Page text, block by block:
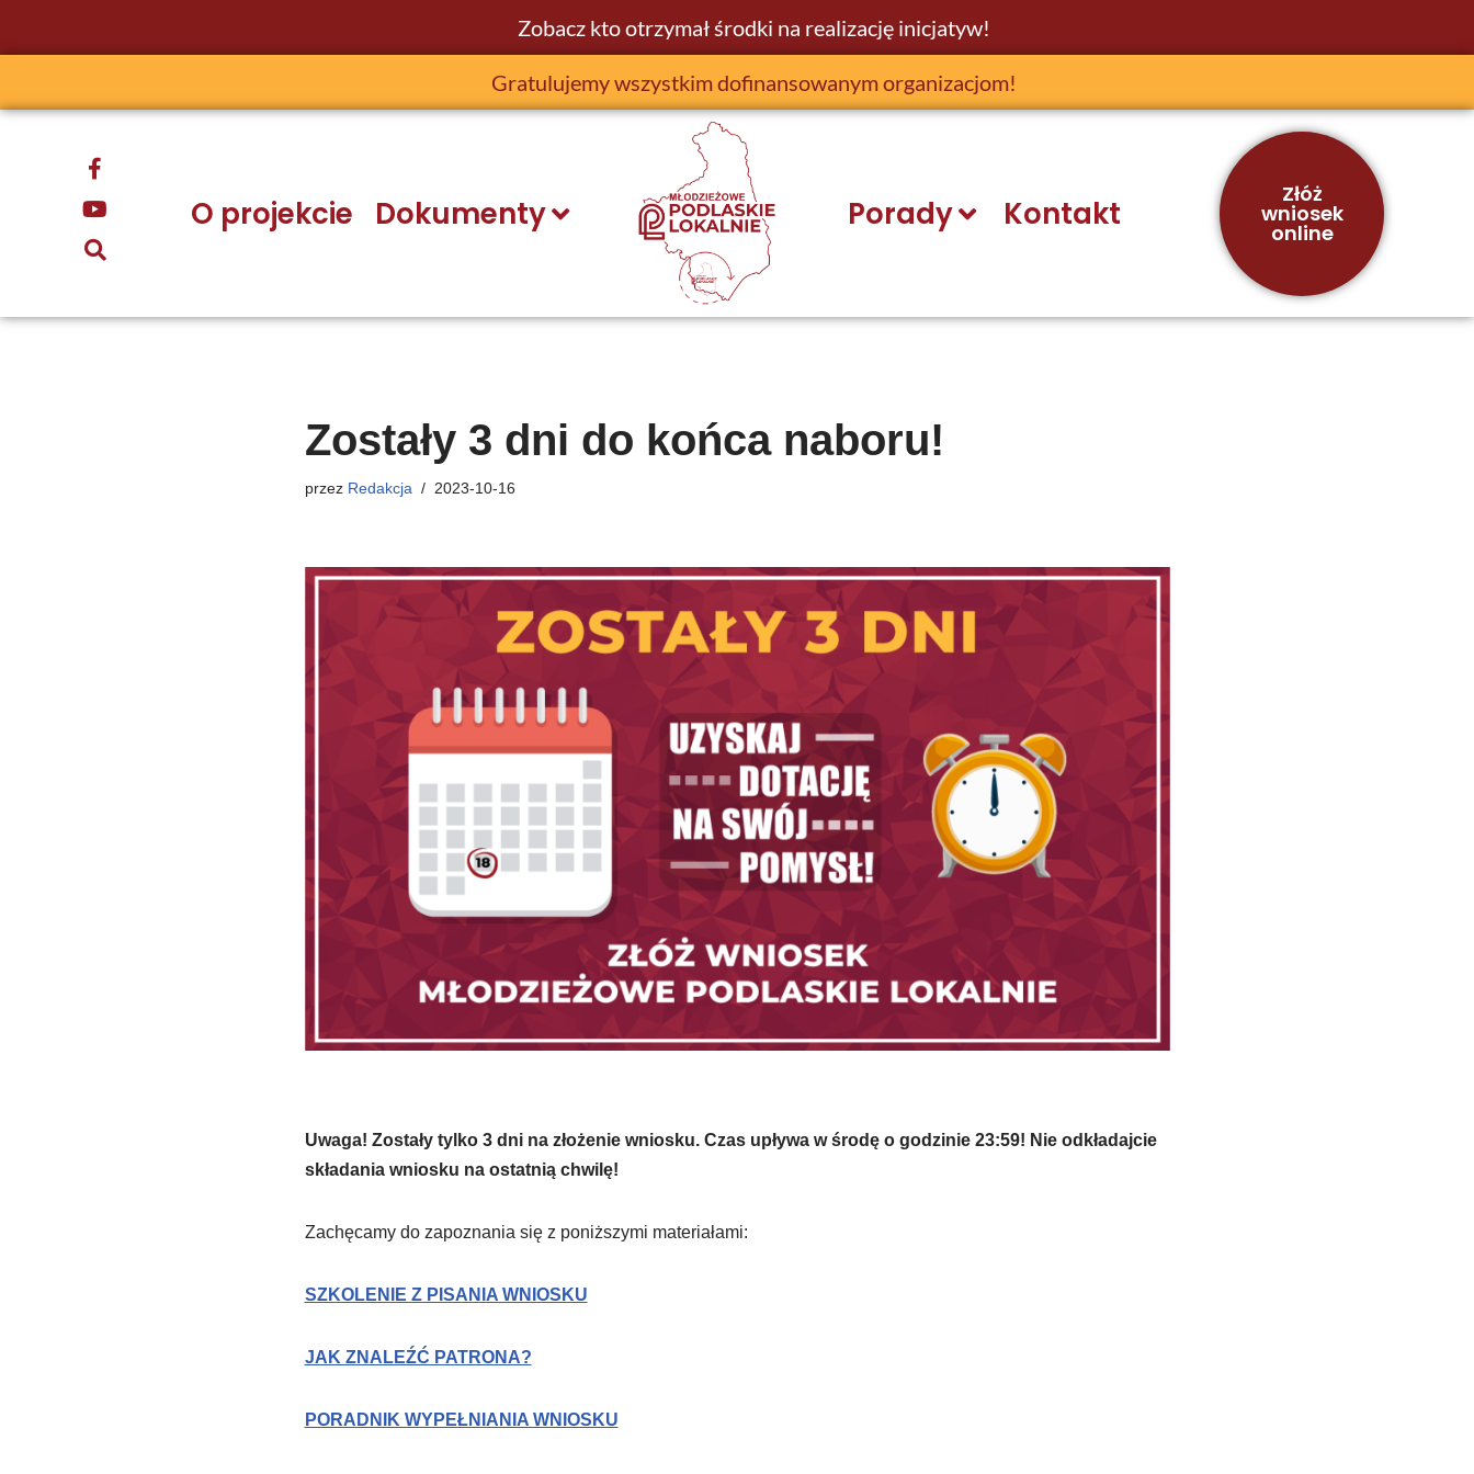
Przejdź
treści
Zobacz kto otrzymał środki na realizację inicjatyw!
Gratulujemy wszystkim dofinansowanym organizacjom!
O projekcie Dokumenty Porady Kontakt
Złóż
wniosek
online
Zostały 3 dni do końca naboru!
przez Redakcja 2023-10-16
Uwaga! Zostały tylko 3 dni na złożenie wniosku. Czas upływa w środę o godzinie 23:59! Nie odkładajcie
składania wniosku na ostatnią chwilę!
Zachęcamy do zapoznania się z poniższymi materiałami:
SZKOLENIE Z PISANIA WNIOSKU
JAK ZNALEŹĆ PATRONA?
PORADNIK WYPEŁNIANIA WNIOSKU